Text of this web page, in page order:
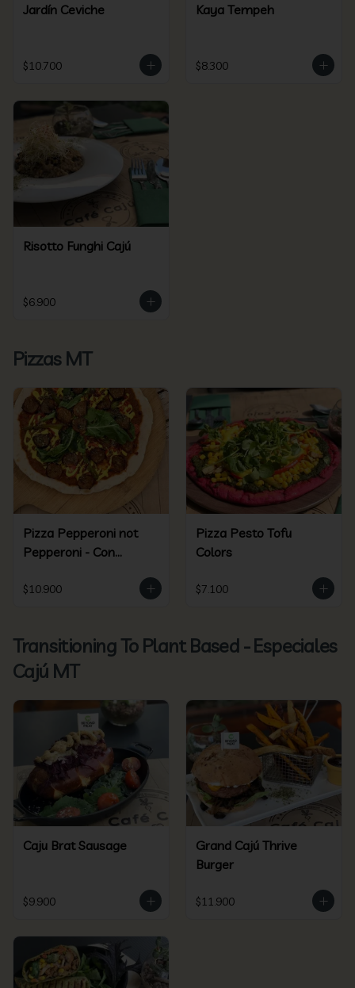
Jardín Ceviche
$10.700
Kaya Tempeh
$8.300
Risotto Funghi Cajú
$6.900
Pizzas MT
Pizza Pepperoni not
Pepperoni - Con
$10.900
Pizza Pesto Tofu
Colors
$7.100
Transitioning To Plant Based - Especiales
Cajú MT
Caju Brat Sausage
$9.900
Grand Cajú Thrive
Burger
$11.900